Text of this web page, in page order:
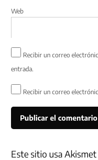
Web
Recibir un correo
entrada.
Recibir un correo
Este sitio usa